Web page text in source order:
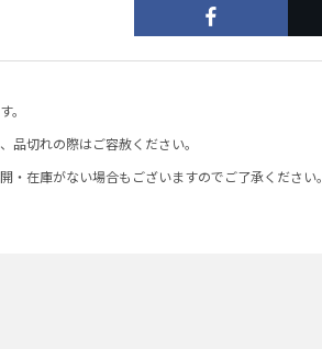
。
切れの際はご容赦ください。
在庫がない場合もございますのでご了承ください。